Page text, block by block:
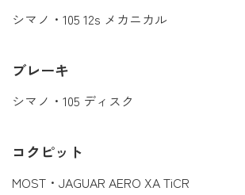
シマノ・105 12s メカニカル
ブレーキ
シマノ・105 ディスク
コクピット
MOST・JAGUAR AERO XA TiCR